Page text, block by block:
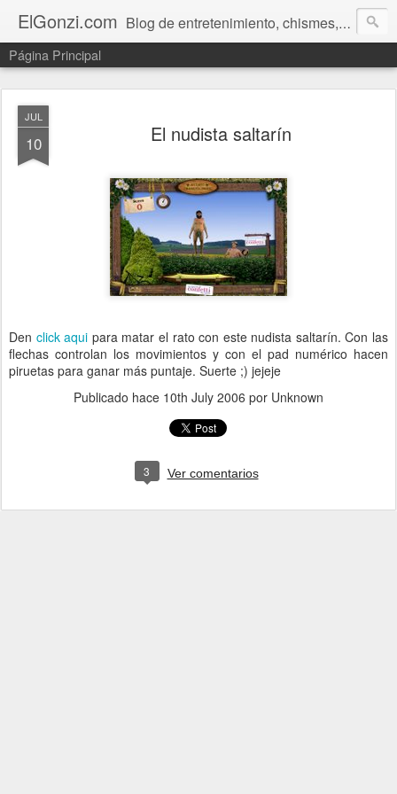
ElGonzi.com Blog de entretenimiento, chismes, humor, farándula, curiosidades, ovnis, noticias calientes, fotos, videos, paranormal y ¡más!
Página Principal
JUL
10 El nudista saltarín
Den click aqui para matar el rato con este nudista saltarín. Con las
flechas controlan los movimientos y con el pad numérico hacen
piruetas para ganar más puntaje. Suerte ;) jejeje
Publicado hace 10th July 2006 por Unknown
3 Ver comentarios